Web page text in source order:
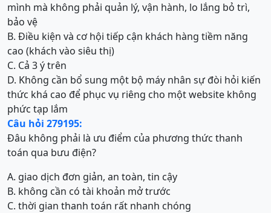
mình mà không phải quản lý, vận hành, lo lắng bỏ trì,
bảo vệ
B. Điều kiện và cơ hội tiếp cận khách hàng tiềm năng
cao (khách vào siêu thị)
C. Cả 3 ý trên
D. Không cần bổ sung một bộ máy nhân sự đòi hỏi kiến
thức khá cao để phục vụ riêng cho một website không
phức tạp lắm
Câu hỏi 279195:
Đâu không phải là ưu điểm của phương thức thanh
toán qua bưu điện?
A. giao dịch đơn giản, an toàn, tin cậy
B. không cần có tài khoản mở trước
C. thời gian thanh toán rất nhanh chóng